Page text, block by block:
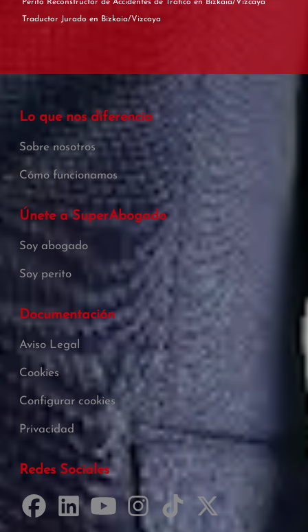
Perito Reconstructor de Accidentes de Tráfico en Bizkaia/Vizcaya
Traductor Jurado en Bizkaia/Vizcaya
Lo que nos diferencia
Sobre nosotros
Cómo funcionamos
Únete a SuperAbogado
Soy abogado
Soy perito
Documentación
Aviso Legal
Cookies
Configurar cookies
Privacidad
Redes Sociales